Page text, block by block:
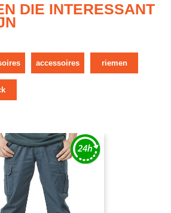
DIE INTERESSANT
accessoires riemen